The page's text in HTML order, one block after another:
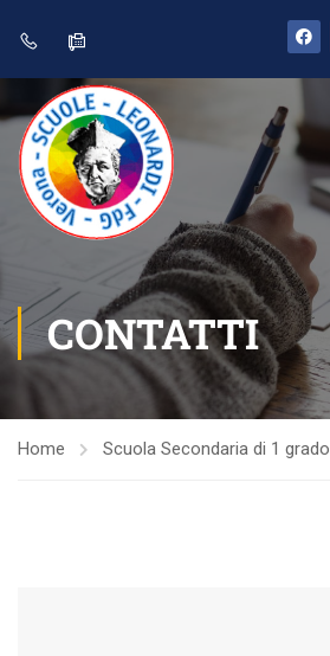
CONTATTI
Home Scuola Secondaria di 1 grado